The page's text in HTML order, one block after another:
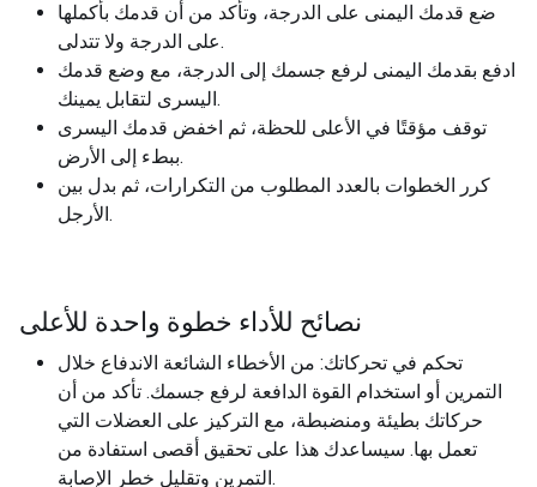
ضع قدمك اليمنى على الدرجة، وتأكد من أن قدمك بأكملها
على الدرجة ولا تتدلى.
ادفع بقدمك اليمنى لرفع جسمك إلى الدرجة، مع وضع قدمك
اليسرى لتقابل يمينك.
توقف مؤقتًا في الأعلى للحظة، ثم اخفض قدمك اليسرى
ببطء إلى الأرض.
كرر الخطوات بالعدد المطلوب من التكرارات، ثم بدل بين
الأرجل.
نصائح للأداء خطوة واحدة للأعلى
تحكم في تحركاتك: من الأخطاء الشائعة الاندفاع خلال
التمرين أو استخدام القوة الدافعة لرفع جسمك. تأكد من أن
حركاتك بطيئة ومنضبطة، مع التركيز على العضلات التي
تعمل بها. سيساعدك هذا على تحقيق أقصى استفادة من
التمرين وتقليل خطر الإصابة.